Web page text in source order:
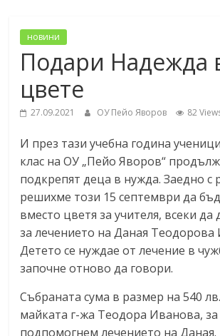
новини
Подари Надежда
цвете
27.09.2021 ОУ Пейо Яворов 82
И през тази учебна година
клас на ОУ „Пейо Яворов“
подкрепят деца в нужда. Заедно с
решихме този 15 септември да
вместо цветя за учителя, всеки да
за лечението на Даная Теодорова
Детето се нуждае от лечение в
започне отново да говори.
Събраната сума в размер на 540
майката г-жа Теодора Иванова, за
подпомогнем лечението на Даная.